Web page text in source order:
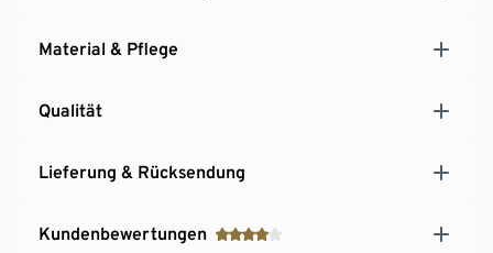
Material & Pflege
Qualität
Lieferung & Rücksendung
Kundenbewertungen